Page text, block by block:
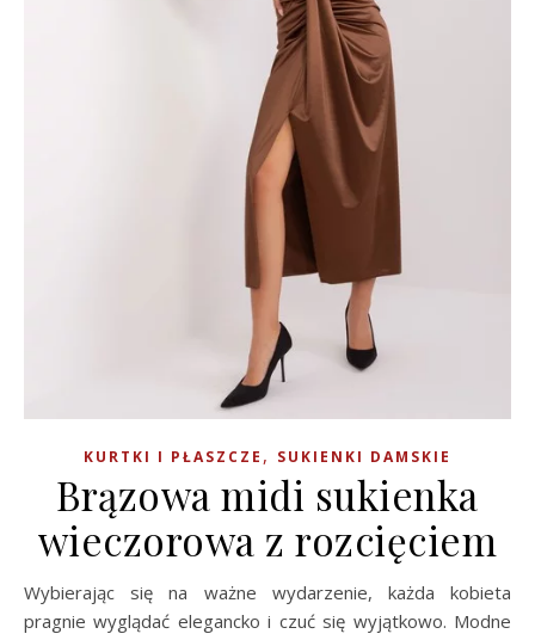
KURTKI I PŁASZCZE , SUKIENKI DAMSKIE
Brązowa midi sukienka
wieczorowa z rozcięciem
Wybierając się na ważne wydarzenie, każda kobieta
pragnie wyglądać elegancko i czuć się wyjątkowo. Modne